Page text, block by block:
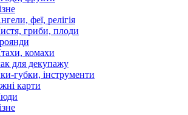
феї, релігія
гриби, плоди
комахи
для декупажу
губки, інструменти
карти